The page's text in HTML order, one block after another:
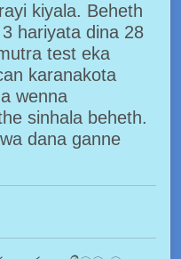
kiyala. Beheth
hariyata dina 28
test eka
karanakota
wenna
sinhala beheth.
dana ganne